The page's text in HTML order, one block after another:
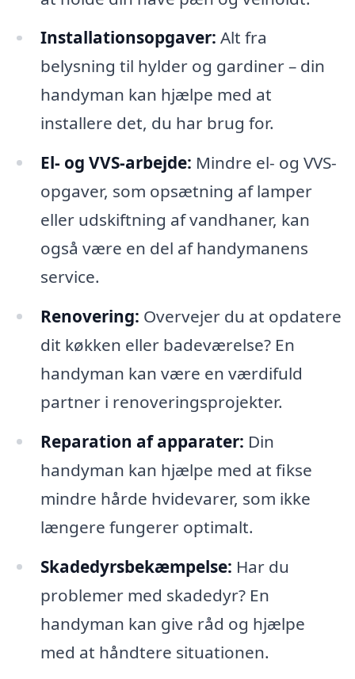
Installationsopgaver: Alt fra
belysning til hylder og gardiner – din
handyman kan hjælpe med at
installere det, du har brug for.
El- og VVS-arbejde: Mindre el- og VVS-
opgaver, som opsætning af lamper
eller udskiftning af vandhaner, kan
også være en del af handymanens
service.
Renovering: Overvejer du at opdatere
dit køkken eller badeværelse? En
handyman kan være en værdifuld
partner i renoveringsprojekter.
Reparation af apparater: Din
handyman kan hjælpe med at fikse
mindre hårde hvidevarer, som ikke
længere fungerer optimalt.
Skadedyrsbekæmpelse: Har du
problemer med skadedyr? En
handyman kan give råd og hjælpe
med at håndtere situationen.